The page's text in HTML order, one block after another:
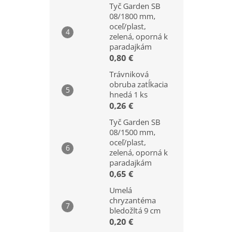
Tyč Garden SB
08/1800 mm,
oceľ/plast,
zelená, oporná k
paradajkám
0,80 €
Trávniková
obruba zatĺkacia
hnedá 1 ks
0,26 €
Tyč Garden SB
08/1500 mm,
oceľ/plast,
zelená, oporná k
paradajkám
0,65 €
Umelá
chryzantéma
bledožltá 9 cm
0,20 €